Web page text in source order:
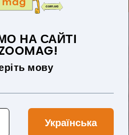
ПРО НАС
НА САЙТІ
мову
Українська